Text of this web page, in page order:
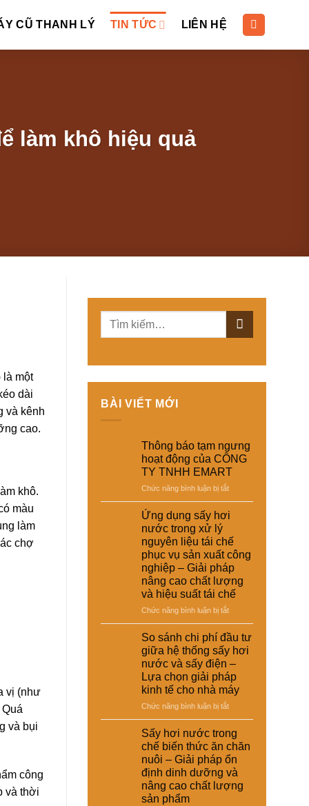
CŨ THANH LÝ TIN TỨC LIÊN HỆ
làm khô hiệu quả
là một
dài
và kênh
cao.
khô.
màu
làm
chợ
vị (như
và bụi
công
và thời
BÀI VIẾT MỚI
Thông báo tạm ngưng
hoạt động của CÔNG
TY TNHH EMART
Chức năng bình luận bị tắtở
báo
hoạt
động
của
CÔNG
TY
Ứng dụng sấy hơi
nước trong xử lý
nguyên liệu tái chế
phục vụ sản xuất công
nghiệp – Giải pháp
nâng cao chất lượng
và hiệu suất tái chế
Chức năng bình luận bị tắtở
dụng
sấy
hơi
trong
xử
lý
tái
chế
phục
vụ
sản
So sánh chi phí đầu tư
giữa hệ thống sấy hơi
nước và sấy điện –
Lựa chọn giải pháp
kinh tế cho nhà máy
Chức năng bình luận bị tắtở
chi
phí
đầu
tư
giữa
Sấy hơi nước trong
chế biến thức ăn chăn
nuôi – Giải pháp ổn
định dinh dưỡng và
nâng cao chất lượng
sản phẩm